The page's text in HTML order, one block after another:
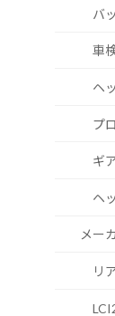
バ
車
ヘ
プ
ギ
ヘ
メー
リ